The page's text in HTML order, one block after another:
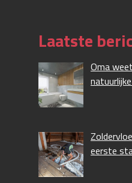
Laatste
Oma
eerste